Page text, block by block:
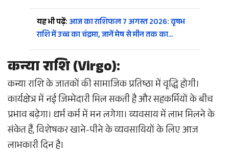
यह भी पढ़ें: आज का राशिफल 7 अगस्त 2026: वृषभ
राशि में उच्च का चंद्रमा, जानें मेष से मीन तक का…
कन्या राशि (Virgo):
कन्या राशि के जातकों की सामाजिक प्रतिष्ठा में वृद्धि होगी।
कार्यक्षेत्र में नई जिम्मेदारी मिल सकती है और सहकर्मियों के बीच
प्रभाव बढ़ेगा। धर्म कर्म में मन लगेगा। व्यवसाय में लाभ मिलने के
संकेत हैं, विशेषकर खाने-पीने के व्यवसायियों के लिए आज
लाभकारी दिन है।